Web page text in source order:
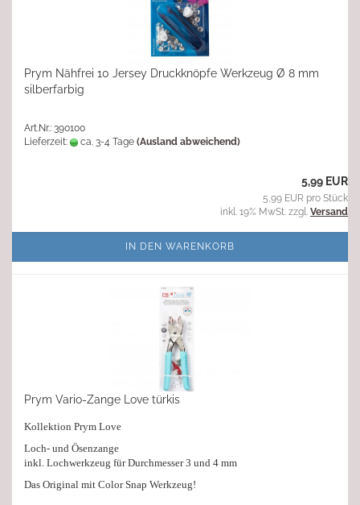
Prym Nähfrei 10 Jersey Druckknöpfe Werkzeug Ø 8 mm
silberfarbig
Art.Nr.: 390100
Lieferzeit:
ca. 3-4 Tage (Ausland abweichend)
5,99 EUR
5,99 EUR pro Stück
inkl. 19% MwSt. zzgl. Versand
IN DEN WARENKORB
Prym Vario-Zange Love türkis
Kollektion Prym Love
Loch- und Ösenzange
inkl. Lochwerkzeug für Durchmesser 3 und 4 mm
Das Original mit Color Snap Werkzeug!